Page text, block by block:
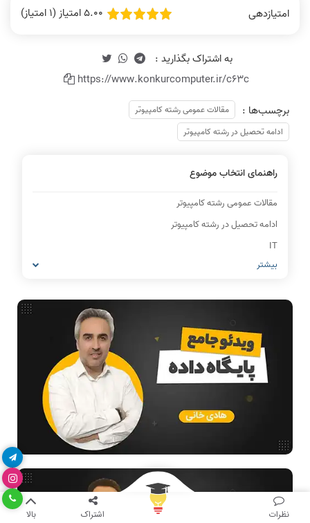
نظرات اشتراک بالا
امتیازدهی 5.00 امتیاز (1 امتیاز)
https://www.konkurcomputer.ir/c63c
برچسب‌ها :
مقالات عمومی رشته کامپیوتر
ادامه تحصیل در رشته کامپیوتر
راهنمای انتخاب موضوع
مقالات عمومی رشته کامپیوتر
ادامه تحصیل در رشته کامپیوتر
IT
شبکه های کامپیوتری
ریاضیات گسسته
مدار منطقی
ساختمان داده
طراحی الگوریتم
هوش مصنوعی
آموزش تخصصی دروس رشته کامپیوتر و IT
فناوری
بیشتر